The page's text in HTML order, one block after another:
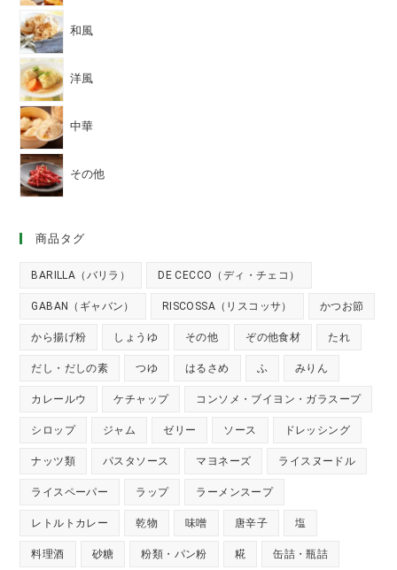
和風
洋風
中華
その他
商品タグ
BARILLA（バリラ） DE CECCO（ディ・チェコ）
GABAN（ギャバン） RISCOSSA（リスコッサ） かつお節
から揚げ粉 しょうゆ その他 ぞの他食材 たれ
だし・だしの素 つゆ はるさめ ふ みりん
カレールウ ケチャップ コンソメ・ブイヨン・ガラスープ
シロップ ジャム ゼリー ソース ドレッシング
ナッツ類 パスタソース マヨネーズ ライスヌードル
ライスペーパー ラップ ラーメンスープ
レトルトカレー 乾物 味噌 唐辛子 塩
料理酒 砂糖 粉類・パン粉 糀 缶詰・瓶詰